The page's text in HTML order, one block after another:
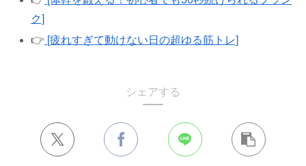
ク]
👉 [疲れすぎて動けない日の超ゆる筋トレ]
シェアする